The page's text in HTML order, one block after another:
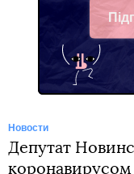
Новости
Депутат
коронавирусом